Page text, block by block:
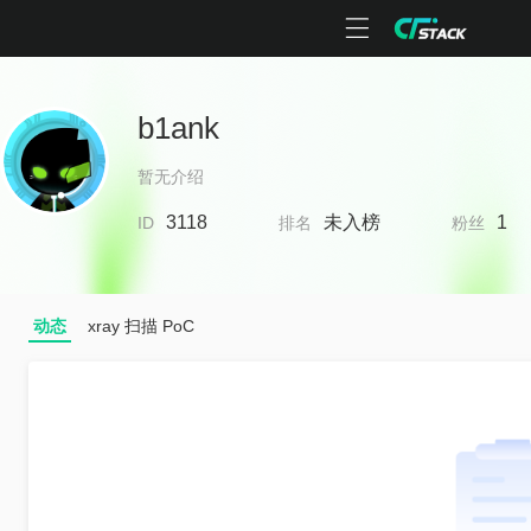
b1ank
暂无介绍
ID 3118 排名 未入榜 粉丝 1
动态 xray 扫描 PoC